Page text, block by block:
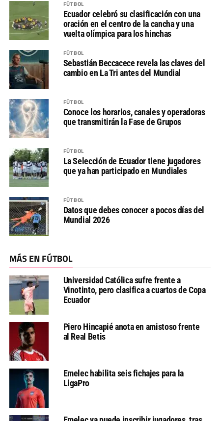
FÚTBOL
Ecuador celebró su clasificación con una
oración en el centro de la cancha y una
vuelta olímpica para los hinchas
FÚTBOL
Sebastián Beccacece revela las claves del
cambio en La Tri antes del Mundial
FÚTBOL
Conoce los horarios, canales y operadoras
que transmitirán la Fase de Grupos
FÚTBOL
La Selección de Ecuador tiene jugadores
que ya han participado en Mundiales
FÚTBOL
Datos que debes conocer a pocos días del
Mundial 2026
MÁS EN FÚTBOL
Universidad Católica sufre frente a
Vinotinto, pero clasifica a cuartos de Copa
Ecuador
Piero Hincapié anota en amistoso frente
al Real Betis
Emelec habilita seis fichajes para la
LigaPro